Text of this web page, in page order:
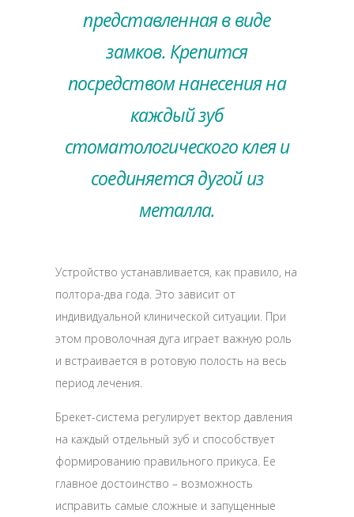
представленная в виде
замков. Крепится
посредством нанесения на
каждый зуб
стоматологического клея и
соединяется дугой из
металла.
Устройство устанавливается, как правило, на
полтора-два года. Это зависит от
индивидуальной клинической ситуации. При
этом проволочная дуга играет важную роль
и встраивается в ротовую полость на весь
период лечения.
Брекет-система регулирует вектор давления
на каждый отдельный зуб и способствует
формированию правильного прикуса. Ее
главное достоинство – возможность
исправить самые сложные и запущенные